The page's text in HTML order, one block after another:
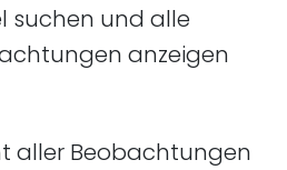
suchen und alle
anzeigen
aller Beobachtungen